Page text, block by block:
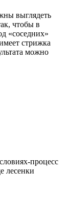
выглядеть
чтобы в
«соседних»
стрижка
можно
процесс
лесенки